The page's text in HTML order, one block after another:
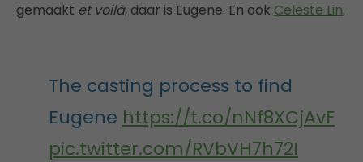
gemaakt et voilà, daar is Eugene. En ook Celeste Lin.
The casting process to find
Eugene https://t.co/nNf8XCjAvF
pic.twitter.com/RVbVH7h72I